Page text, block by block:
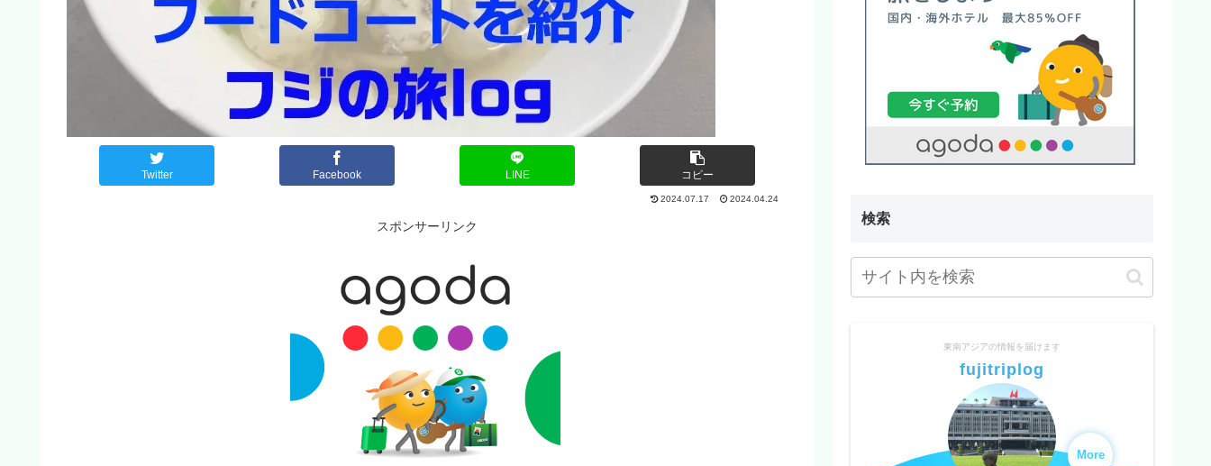
Twitter Facebook LINE コピー
2024.07.17 2024.04.24
スポンサーリンク 検索
東南アジアの情報を届けます
fujitriplog
More